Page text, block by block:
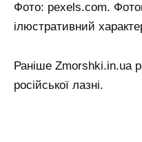
Фото: pexels.com.
ілюстративний
Раніше Zmorshki.in.ua
російської лазні.